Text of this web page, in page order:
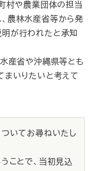
村や農業団体の担当
農林水産省等から発
が行われたと承知
産省や沖縄県等とも
まいりたいと考えて
いてお尋ねいたし
ことで、当初見込